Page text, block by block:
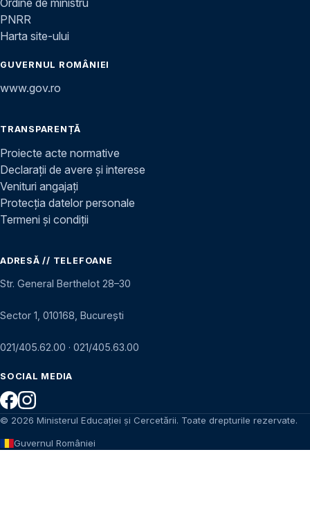
PNRR
Harta site-ului
GUVERNUL ROMÂNIEI
www.gov.ro
TRANSPARENȚĂ
Proiecte acte normative
Declarații de avere și interese
Venituri angajați
Protecția datelor personale
Termeni și condiții
ADRESĂ // TELEFOANE
Str. General Berthelot 28–30
Sector 1, 010168, București
021/405.62.00 · 021/405.63.00
SOCIAL MEDIA
© 2026 Ministerul Educației și Cercetării. Toate drepturile rezervate.
Guvernul României